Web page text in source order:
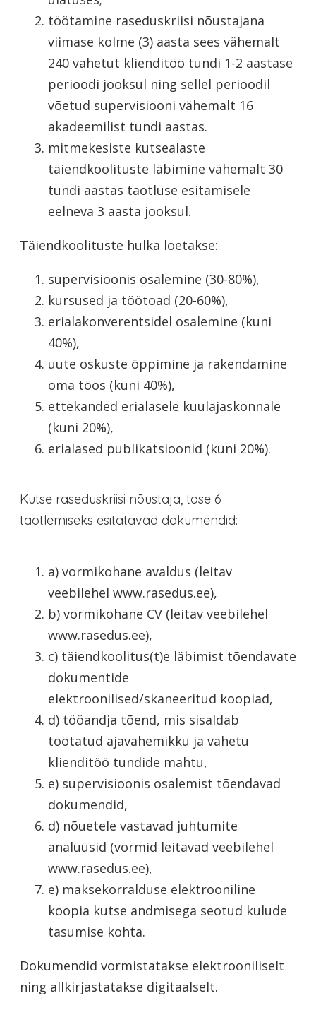
töötamine raseduskriisi nõustajana
viimase kolme (3) aasta sees vähemalt
240 vahetut klienditöö tundi 1-2 aastase
perioodi jooksul ning sellel perioodil
võetud supervisiooni vähemalt 16
akadeemilist tundi aastas.
mitmekesiste kutsealaste
täiendkoolituste läbimine vähemalt 30
tundi aastas taotluse esitamisele
eelneva 3 aasta jooksul.
Täiendkoolituste hulka loetakse:
supervisioonis osalemine (30-80%),
kursused ja töötoad (20-60%),
erialakonverentsidel osalemine (kuni
40%),
uute oskuste õppimine ja rakendamine
oma töös (kuni 40%),
ettekanded erialasele kuulajaskonnale
(kuni 20%),
erialased publikatsioonid (kuni 20%).
Kutse raseduskriisi nõustaja, tase 6
taotlemiseks esitatavad dokumendid:
a) vormikohane avaldus (leitav
veebilehel www.rasedus.ee),
b) vormikohane CV (leitav veebilehel
www.rasedus.ee),
c) täiendkoolitus(t)e läbimist tõendavate
dokumentide
elektroonilised/skaneeritud koopiad,
d) tööandja tõend, mis sisaldab
töötatud ajavahemikku ja vahetu
klienditöö tundide mahtu,
e) supervisioonis osalemist tõendavad
dokumendid,
d) nõuetele vastavad juhtumite
analüüsid (vormid leitavad veebilehel
www.rasedus.ee),
e) maksekorralduse elektrooniline
koopia kutse andmisega seotud kulude
tasumise kohta.
Dokumendid vormistatakse elektrooniliselt
ning allkirjastatakse digitaalselt.